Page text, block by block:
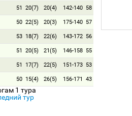
51 20(7) 20(4) 142-140 58
50 22(5) 20(3) 175-140 57
53 18(7) 22(6) 143-172 56
51 20(5) 21(5) 146-158 55
51 17(7) 22(5) 151-173 53
50 15(4) 26(5) 156-171 43
1 тура
тур